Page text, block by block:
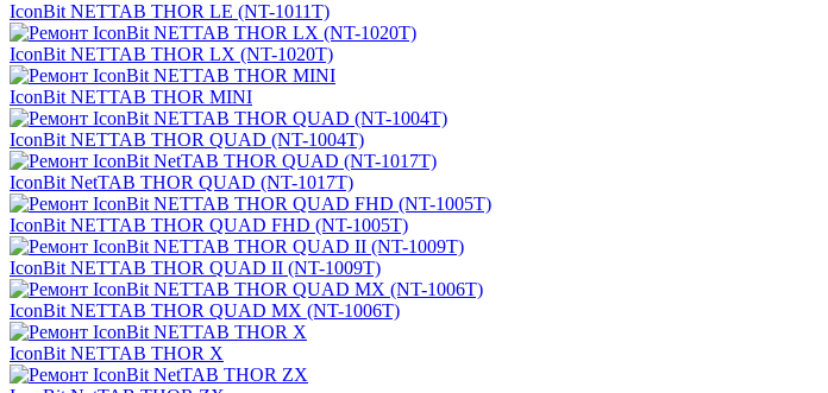
IconBit NETTAB THOR LE (NT-1011T)
IconBit NETTAB THOR LX (NT-1020T)
IconBit NETTAB THOR MINI
IconBit NETTAB THOR QUAD (NT-1004T)
IconBit NetTAB THOR QUAD (NT-1017T)
IconBit NETTAB THOR QUAD FHD (NT-1005T)
IconBit NETTAB THOR QUAD II (NT-1009T)
IconBit NETTAB THOR QUAD MX (NT-1006T)
IconBit NETTAB THOR X